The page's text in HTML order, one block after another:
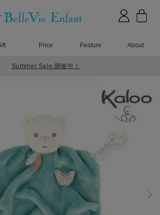
Price Feature About
Summer Sale 開催中！
カルー） Bubble of love プルームドゥードゥー くま グリーン